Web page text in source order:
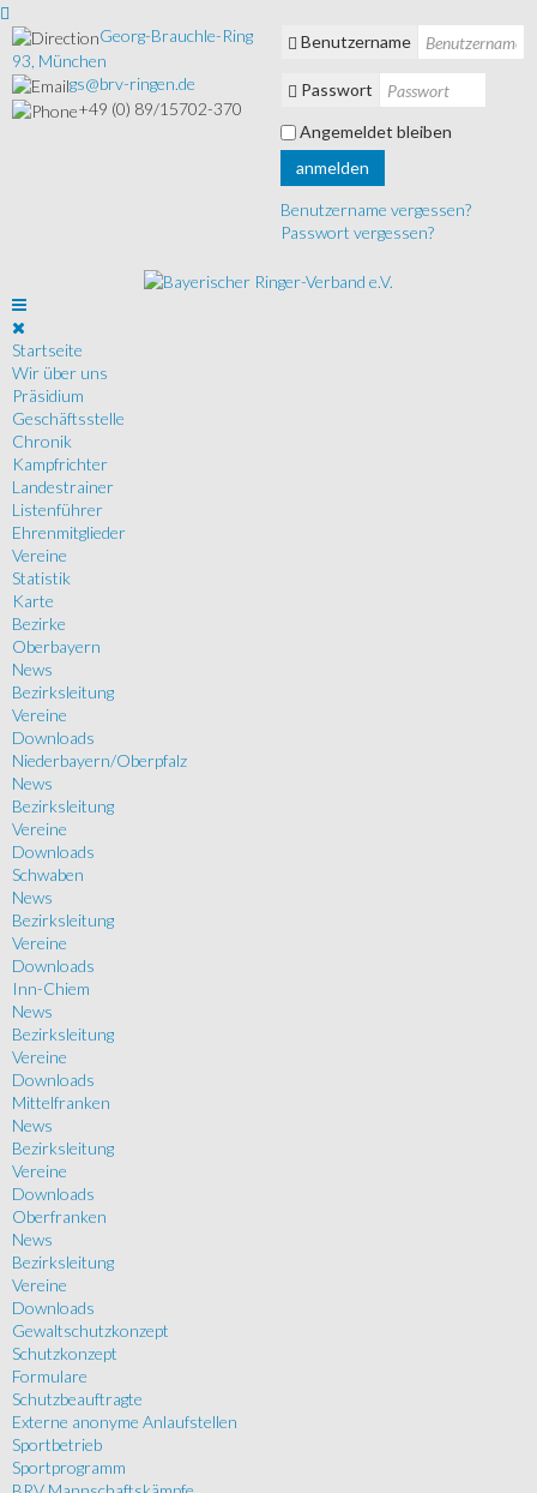
Georg-Brauchle-Ring
93, München
gs@brv-ringen.de
+49 (0) 89/15702-370
Benutzername
Passwort
Angemeldet bleiben
anmelden
Benutzername vergessen?
Passwort vergessen?
Startseite
Wir über uns
Präsidium
Geschäftsstelle
Chronik
Kampfrichter
Landestrainer
Listenführer
Ehrenmitglieder
Vereine
Statistik
Karte
Bezirke
Oberbayern
News
Bezirksleitung
Vereine
Downloads
Niederbayern/Oberpfalz
News
Bezirksleitung
Vereine
Downloads
Schwaben
News
Bezirksleitung
Vereine
Downloads
Inn-Chiem
News
Bezirksleitung
Vereine
Downloads
Mittelfranken
News
Bezirksleitung
Vereine
Downloads
Oberfranken
News
Bezirksleitung
Vereine
Downloads
Gewaltschutzkonzept
Schutzkonzept
Formulare
Schutzbeauftragte
Externe anonyme Anlaufstellen
Sportbetrieb
Sportprogramm